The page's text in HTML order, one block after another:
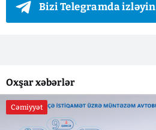
Bizi Telegramda izləyin
Oxşar xəbərlər
Cəmiyyət